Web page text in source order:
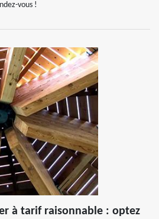
vous !
à tarif raisonnable : optez